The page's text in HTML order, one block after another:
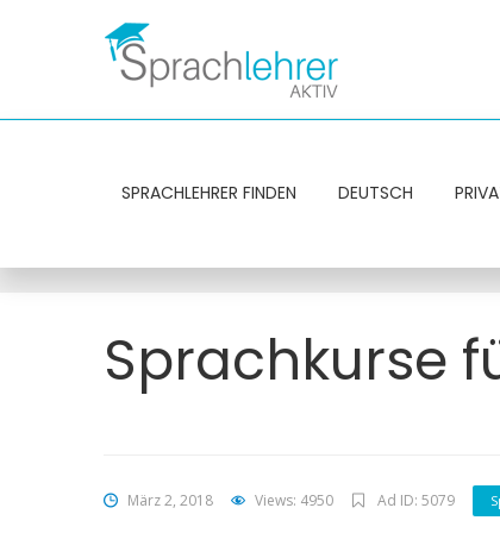
SPRACHLEHRER FINDEN DEUTSCH
Sprachkurse
März 2, 2018 Views: 4950 Ad ID: 5079